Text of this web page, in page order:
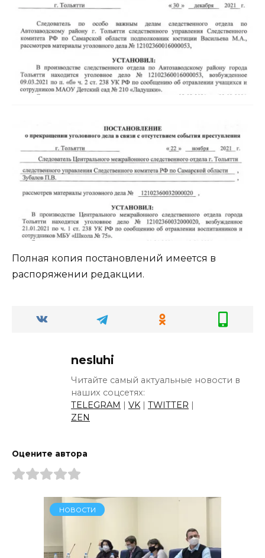
Полная копия постановлений имеется в
распоряжении редакции.
nesluhi
Читайте самый актуальные новости в
наших соцсетях:
TELEGRAM | VK | TWITTER |
ZEN
Оцените автора
НОВОСТИ